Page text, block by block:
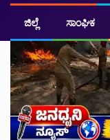
ಜಿಲ್ಲೆ ಸಾಂಘಿಕ